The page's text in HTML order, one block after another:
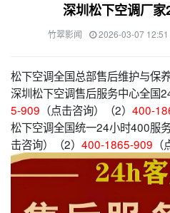
深圳松下空调厂
竹翠影闻 2026-03-07 12:51
松下空调全国总部售后维护与保
深圳松下空调售后服务中心全国
5-909 （点击咨询）（2） 400-
松下空调全国统一24小时400服
击咨询）（2） 400-1865-909